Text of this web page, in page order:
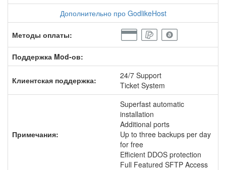
Дополнительно про GodlikeHost
Методы оплаты:
Поддержка Mod-ов:
Клиентская поддержка:
24/7 Support
Ticket System
Примечания:
Superfast automatic
installation
Additional ports
Up to three backups per day
for free
Efficient DDOS protection
Full Featured SFTP Access